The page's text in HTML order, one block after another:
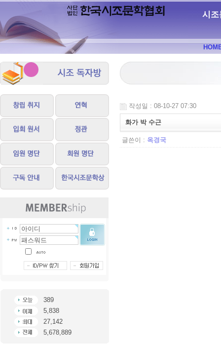
시조
389
5,838
27,142
5,678,889
작성일 : 08-10-27 07:30
화가 박 수근
글쓴이 : 옥경국